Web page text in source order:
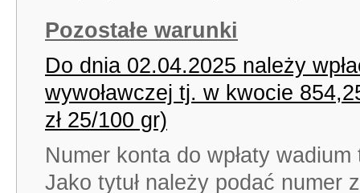
Pozostałe warunki
Do dnia 02.04.2025 należy
wywoławczej tj. w kwocie
zł 25/100 gr)
Numer konta do wpłaty
Jako tytuł należy podać numer